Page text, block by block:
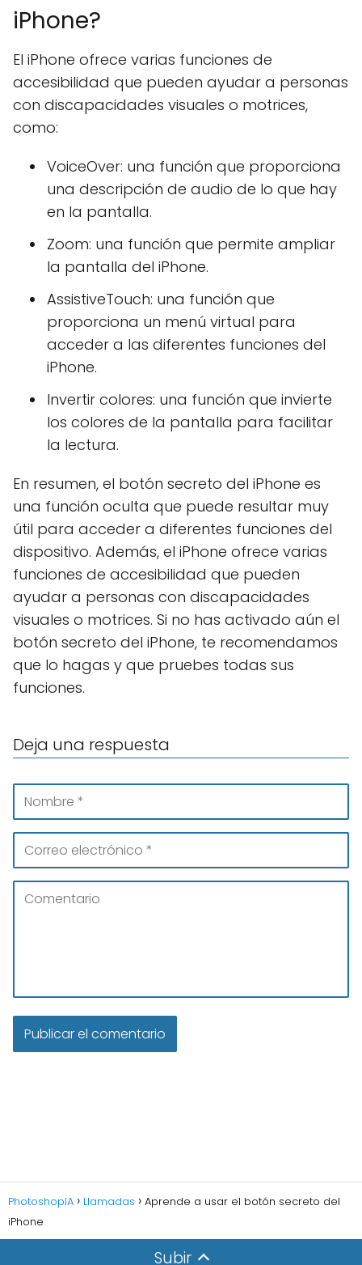
iPhone?
El iPhone ofrece varias funciones de
accesibilidad que pueden ayudar a personas
con discapacidades visuales o motrices,
como:
VoiceOver: una función que proporciona
una descripción de audio de lo que hay
en la pantalla.
Zoom: una función que permite ampliar
la pantalla del iPhone.
AssistiveTouch: una función que
proporciona un menú virtual para
acceder a las diferentes funciones del
iPhone.
Invertir colores: una función que invierte
los colores de la pantalla para facilitar
la lectura.
En resumen, el botón secreto del iPhone es
una función oculta que puede resultar muy
útil para acceder a diferentes funciones del
dispositivo. Además, el iPhone ofrece varias
funciones de accesibilidad que pueden
ayudar a personas con discapacidades
visuales o motrices. Si no has activado aún el
botón secreto del iPhone, te recomendamos
que lo hagas y que pruebes todas sus
funciones.
Deja una respuesta
PhotoshopIA Llamadas
Aprende a usar el botón secreto del
iPhone
Subir